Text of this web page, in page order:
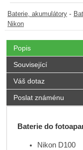
Baterie, akumulátory -
Nikon
Popis
Související
Váš dotaz
Poslat známénu
Baterie do
Nikon D100